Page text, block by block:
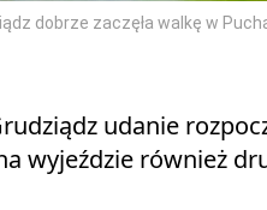
dobrze zaczęła walkę w
udanie
wyjeździe również